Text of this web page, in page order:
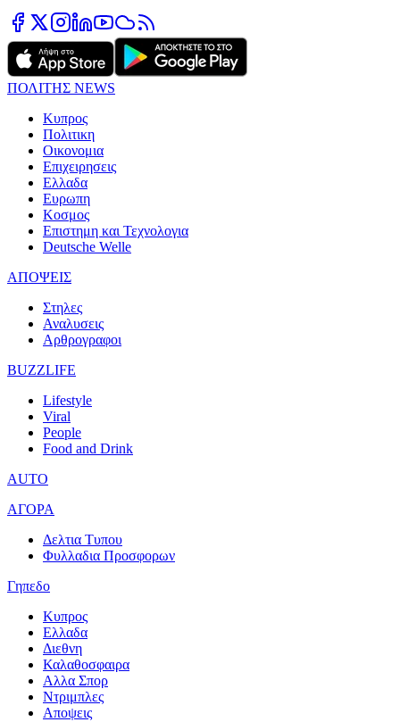
ΠΟΛΙΤΗΣ NEWS
Κυπρος
Πολιτικη
Οικονομια
Επιχειρησεις
Ελλαδα
Ευρωπη
Κοσμος
Επιστημη και Τεχνολογια
Deutsche Welle
ΑΠΟΨΕΙΣ
Στηλες
Αναλυσεις
Αρθρογραφοι
BUZZLIFE
Lifestyle
Viral
People
Food and Drink
AUTO
ΑΓΟΡΑ
Δελτια Τυπου
Φυλλαδια Προσφορων
Γηπεδο
Κυπρος
Ελλαδα
Διεθνη
Καλαθοσφαιρα
Αλλα Σπορ
Ντριμπλες
Αποψεις